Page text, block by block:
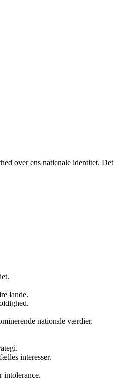
over ens nationale identitet.
lande.
nationale værdier.
interesser.
intolerance.